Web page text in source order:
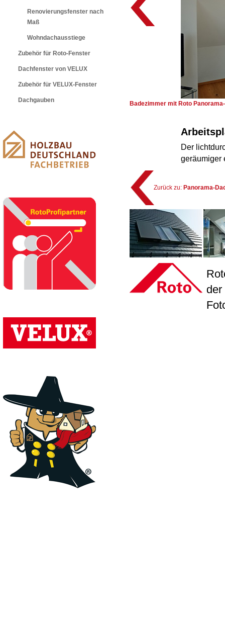
Renovierungsfenster nach
Maß
Wohndachausstiege
Zubehör für Roto-Fenster
Dachfenster von VELUX
Zubehör für VELUX-Fenster
Dachgauben Badezimmer mit Roto
Der
geräumiger
Zurück zu: Panorama-
der